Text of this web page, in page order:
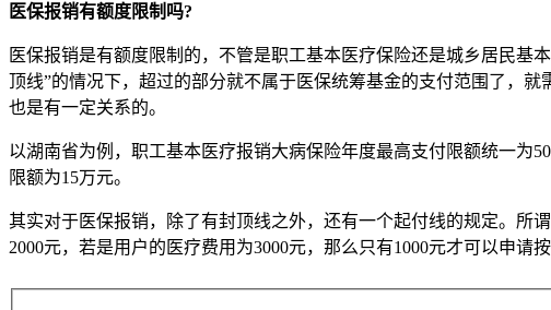
医保报销有额度限制吗?
医保报销是有额度限制的，不管是职工基本医疗保险还是城乡居民基
顶线”的情况下，超过的部分就不属于医保统筹基金的支付范围了，
也是有一定关系的。
以湖南省为例，职工基本医疗报销大病保险年度最高支付限额统一为
限额为15万元。
其实对于医保报销，除了有封顶线之外，还有一个起付线的规定。所
2000元，若是用户的医疗费用为3000元，那么只有1000元才可以申请